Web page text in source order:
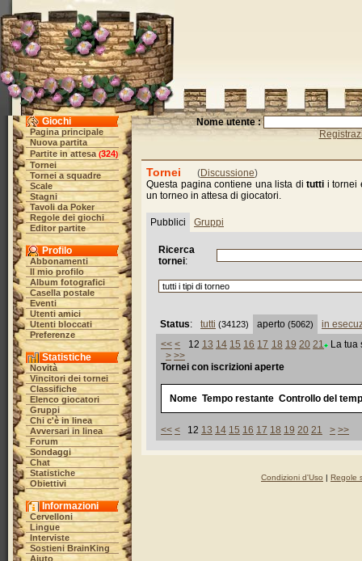
Giochi
Pagina principale
Nuova partita
Partite in attesa (324)
Tornei
Tornei a squadre
Scale
Stagni
Tavoli da Poker
Regole dei giochi
Editor partite
Profilo
Abbonamenti
Il mio profilo
Album fotografici
Casella postale
Eventi
Utenti amici
Utenti bloccati
Preferenze
Statistiche
Novità
Vincitori dei tornei
Classifiche
Elenco giocatori
Gruppi
Chi c'è in linea
Avversari in linea
Forum
Sondaggi
Chat
Statistiche
Obiettivi
Informazioni
Cervelloni
Lingue
Interviste
Sostieni BrainKing
Aiuto
Nome utente :
Tornei (Discussione)
Questa pagina contiene una lista ditutti i tornei
un torneo in attesa di giocatori.
Pubblici Gruppi
Ricerca
tornei:
Status: tutti (34123) aperto (5062)
in
La tua
<< < 12 13 14 15 16 17 18 19 20 21
> >>
Tornei con iscrizioni aperte
Nome Tempo restante Controllo del
<< < 12 13 14 15 16 17 18 19 20 21 > >>
Condizioni d'Uso | Regole